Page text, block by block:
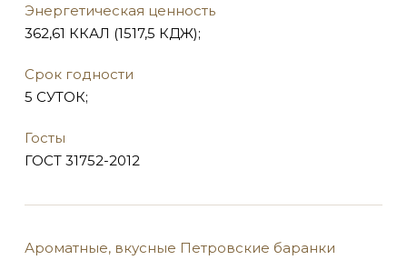
Энергетическая ценность
362,61 ККАЛ (1517,5 КДЖ);
Срок годности
5 СУТОК;
Госты
ГОСТ 31752-2012
Ароматные, вкусные Петровские баранки